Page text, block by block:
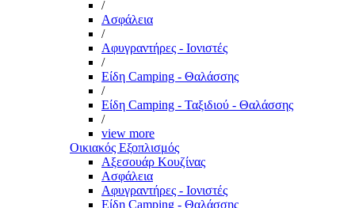
/
Ασφάλεια
/
Αφυγραντήρες - Ιονιστές
/
Είδη Camping - Θαλάσσης
/
Είδη Camping - Ταξιδιού - Θαλάσσης
/
view more
Οικιακός Εξοπλισμός
Αξεσουάρ Κουζίνας
Ασφάλεια
Αφυγραντήρες - Ιονιστές
Είδη Camping - Θαλάσσης